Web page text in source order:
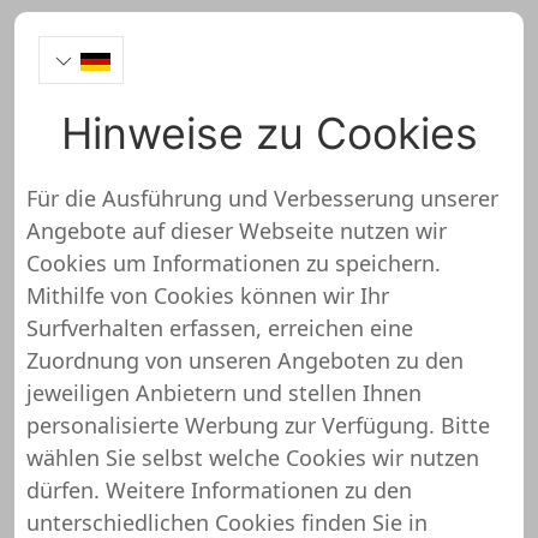
https://elbhunde-dresden.de/
So haben wir den Elbhunde Onlineshop
bewertet
Wir haben alle Möglichkeiten um bei
Elbhunde ordentlich zu sparen. Dazu zählen
Rabattgutscheine, Cashback für den Einkauf
Hinweise zu Cookies
Für die Ausführung und Verbesserung unserer
Angebote auf dieser Webseite nutzen wir
Cookies um Informationen zu speichern.
Mithilfe von Cookies können wir Ihr
Surfverhalten erfassen, erreichen eine
Zuordnung von unseren Angeboten zu den
jeweiligen Anbietern und stellen Ihnen
personalisierte Werbung zur Verfügung. Bitte
wählen Sie selbst welche Cookies wir nutzen
dürfen. Weitere Informationen zu den
unterschiedlichen Cookies finden Sie in